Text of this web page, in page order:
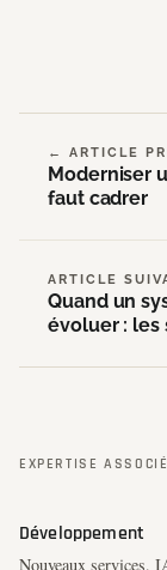
← ARTICLE
Moderniser
faut cadrer
ARTICLE
Quand un
évoluer : les
EXPERTISE
Développement
Nouveaux services,